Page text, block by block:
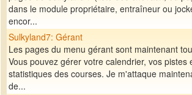
dans le module propriétaire, entraîneur ou
encor...
Sulkyland7: Gérant
Les pages du menu gérant sont maintenant
Vous pouvez gérer votre calendrier, vos pistes
statistiques des courses. Je m'attaque
de...